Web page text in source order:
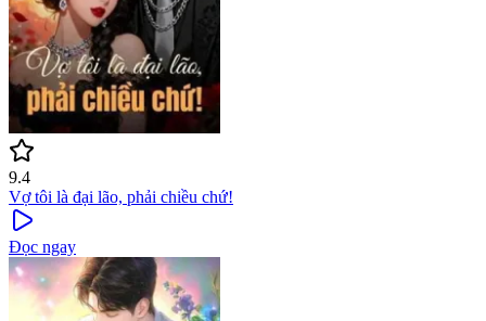
9.4
Vợ tôi là đại lão, phải chiều chứ!
Đọc ngay